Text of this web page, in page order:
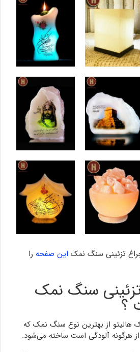
تزئینی سنگ نمک این صفحه را
سنگ نمک
؟
هالیتو از بهترین نوع سنگ نمک که
هرگونه آلودگی است ساخته می‌شود.